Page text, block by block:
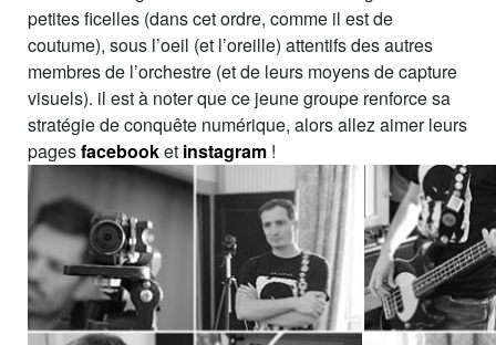
petites ficelles (dans cet ordre, comme il est de
coutume), sous l’oeil (et l’oreille) attentifs des autres
membres de l’orchestre (et de leurs moyens de capture
visuels). il est à noter que ce jeune groupe renforce sa
stratégie de conquête numérique, alors allez aimer leurs
pagesfacebooket instagram !